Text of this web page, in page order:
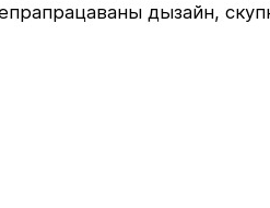
дызайн,